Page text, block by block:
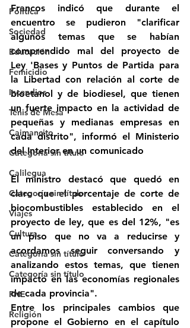
Politica
Sociedad
Educación
Femicidio
Incendios
Tenis de Mesa
Caimancito
Categoría sin título
Calilegua
Categoría sin título
Viajes
Cultura
Categoría sin título
Categoría sin título
FNE
Religión
Francos indicó que durante el
encuentro se pudieron "clarificar
algunos temas que se habían
comprendido mal del proyecto de
Ley 'Bases y Puntos de Partida para
la Libertad con relación al corte de
bioetanol y de biodiesel, que tienen
un fuerte impacto en la actividad de
pequeñas y medianas empresas en
cada distrito", informó el Ministerio
del Interior en un comunicado
El ministro destacó que quedó en
claro que el porcentaje de corte de
biocombustibles establecido en el
proyecto de ley, que es del 12%, "es
un piso que no va a reducirse y
acordamos seguir conversando y
analizando estos temas, que tienen
impacto en las economías regionales
de cada provincia".
Entre los principales cambios que
propone el Gobierno en el capítulo